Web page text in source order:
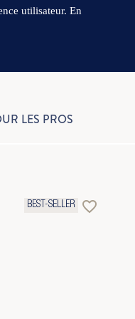
LES PROS
BEST-SELLER favorite_border
utilisateur. En